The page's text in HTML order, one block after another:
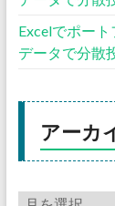
Excelでポー
データで分散
アーカ